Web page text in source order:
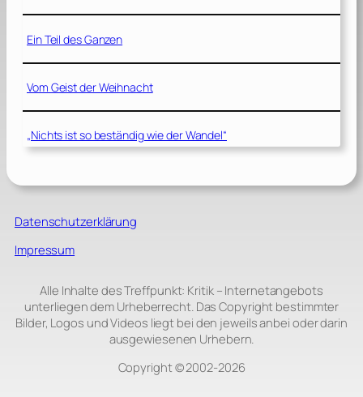
Ein Teil des Ganzen
Vom Geist der Weihnacht
„Nichts ist so beständig wie der Wandel“
Datenschutzerklärung
Impressum
Alle Inhalte des Treffpunkt: Kritik – Internetangebots
unterliegen dem Urheberrecht. Das Copyright bestimmter
Bilder, Logos und Videos liegt bei den jeweils anbei oder darin
ausgewiesenen Urhebern.
Copyright © 2002‑2026